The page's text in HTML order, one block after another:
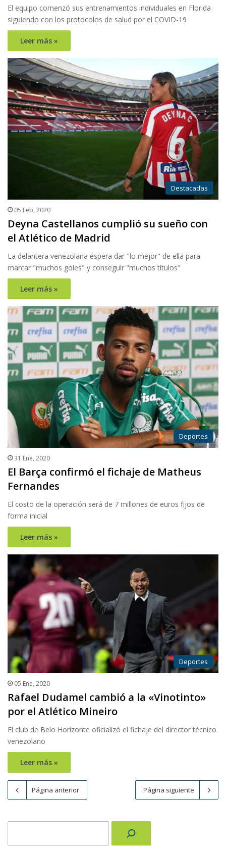
El equipo comenzó sus entrenamientos individuales en Florida
siguiendo con los protocolos de salud por el COVID-19
Leer más »
Destacadas
05 Feb, 2020
Deyna Castellanos cumplió su sueño con
el Atlético de Madrid
La delantera venezolana espera dar "lo mejor" de ella para
marcar "muchos goles" y conseguir "muchos títulos"
Leer más »
Deportes
31 Ene, 2020
El Barça confirmó el fichaje de Matheus
Fernandes
El costo de la operación será de 7 millones de euros fijos de
forma inicial
Leer más »
Deportes
05 Ene, 2020
Rafael Dudamel cambió a la «Vinotinto»
por el Atlético Mineiro
El club de Belo Horizonte oficializó el fichaje del director técnico
venezolano
Leer más »
Página anterior Página siguiente